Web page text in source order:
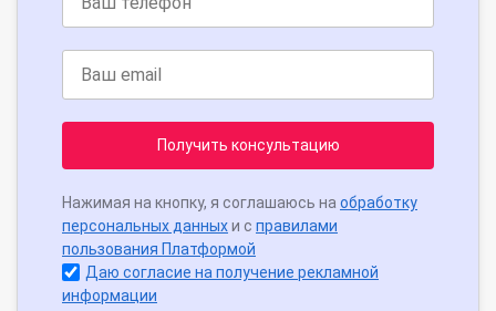
Получить консультацию
Нажимая на кнопку, я соглашаюсь на обработку
персональных данныхи с правилами
пользования Платформой
Даю согласие на получение рекламной
информации